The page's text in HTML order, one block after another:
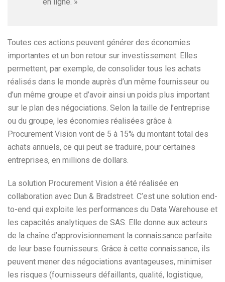
Toutes ces actions peuvent générer des économies
importantes et un bon retour sur investissement. Elles
permettent, par exemple, de consolider tous les achats
réalisés dans le monde auprès d’un même fournisseur ou
d’un même groupe et d’avoir ainsi un poids plus important
sur le plan des négociations. Selon la taille de l’entreprise
ou du groupe, les économies réalisées grâce à
Procurement Vision vont de 5 à 15% du montant total des
achats annuels, ce qui peut se traduire, pour certaines
entreprises, en millions de dollars.
La solution Procurement Vision a été réalisée en
collaboration avec Dun & Bradstreet. C’est une solution end-
to-end qui exploite les performances du Data Warehouse et
les capacités analytiques de SAS. Elle donne aux acteurs
de la chaîne d’approvisionnement la connaissance parfaite
de leur base fournisseurs. Grâce à cette connaissance, ils
peuvent mener des négociations avantageuses, minimiser
les risques (fournisseurs défaillants, qualité, logistique,